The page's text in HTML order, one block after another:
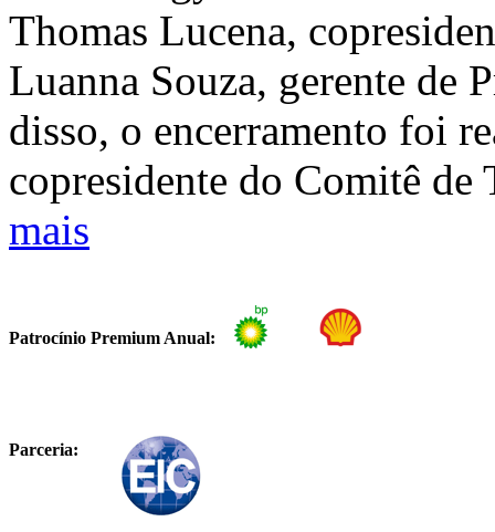
Thomas Lucena,
Luanna Souza, gerente de
disso, o encerramento foi
copresidente do Comitê
mais
Patrocínio Premium Anual:
Parceria: